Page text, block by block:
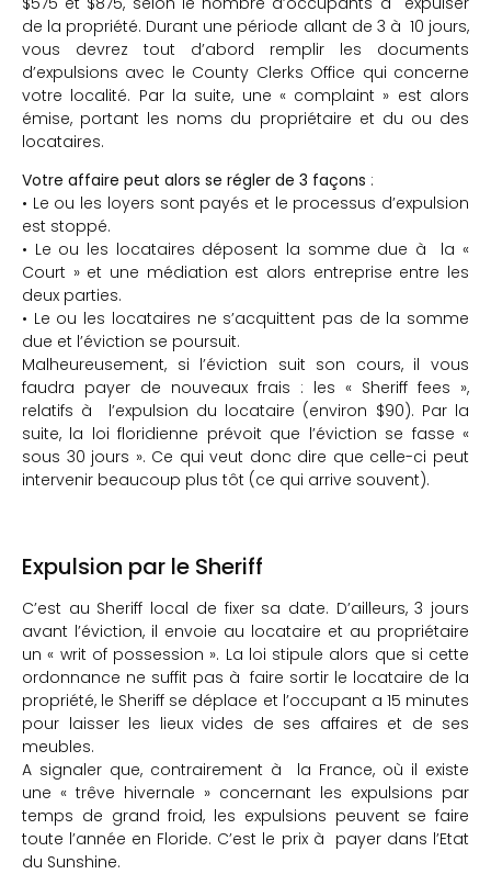
de la propriété. Durant une période allant de 3 à 10 jours,
vous devrez tout d’abord remplir les documents
d’expulsions avec le County Clerks Office qui concerne
votre localité. Par la suite, une « complaint » est alors
émise, portant les noms du propriétaire et du ou des
locataires.
Votre affaire peut alors se régler de 3 façons :
• Le ou les loyers sont payés et le processus d’expulsion
est stoppé.
• Le ou les locataires déposent la somme due à la «
Court » et une médiation est alors entreprise entre les
deux parties.
• Le ou les locataires ne s’acquittent pas de la somme
due et l’éviction se poursuit.
Malheureusement, si l’éviction suit son cours, il vous
faudra payer de nouveaux frais : les « Sheriff fees »,
relatifs à l’expulsion du locataire (environ $90). Par la
suite, la loi floridienne prévoit que l’éviction se fasse «
sous 30 jours ». Ce qui veut donc dire que celle-ci peut
intervenir beaucoup plus tôt (ce qui arrive souvent).
Expulsion par le Sheriff
C’est au Sheriff local de fixer sa date. D’ailleurs, 3 jours
avant l’éviction, il envoie au locataire et au propriétaire
un « writ of possession ». La loi stipule alors que si cette
ordonnance ne suffit pas à faire sortir le locataire de la
propriété, le Sheriff se déplace et l’occupant a 15 minutes
pour laisser les lieux vides de ses affaires et de ses
meubles.
A signaler que, contrairement à la France, où il existe
une « trêve hivernale » concernant les expulsions par
temps de grand froid, les expulsions peuvent se faire
toute l’année en Floride. C’est le prix à payer dans l’Etat
du Sunshine.